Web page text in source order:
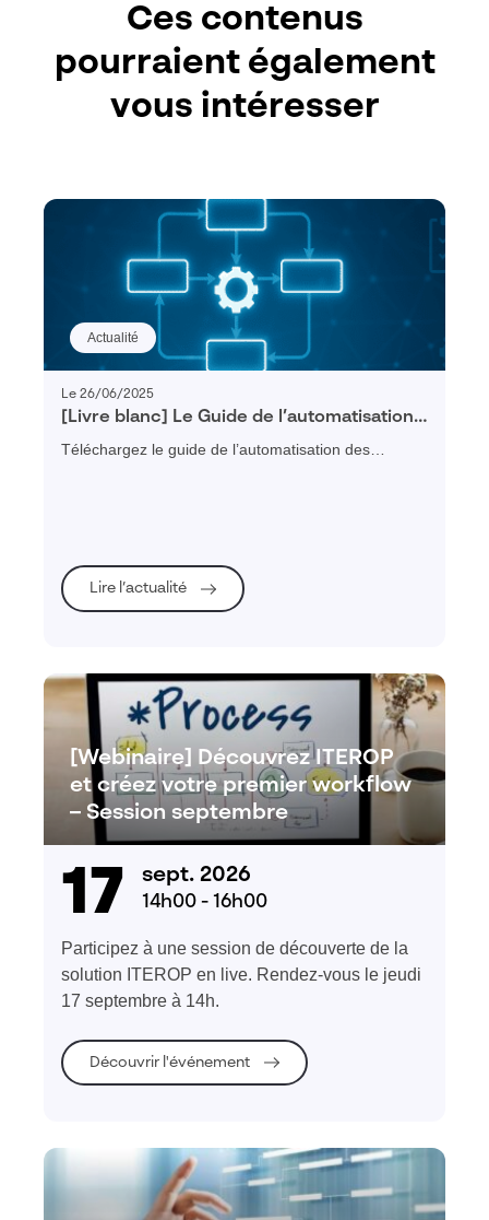
Ces contenus
pourraient également
vous intéresser
Actualité
Le 26/06/2025
[Livre blanc] Le Guide de l’automatisation
des processus (BPM)
Téléchargez le guide de l’automatisation des
Lire l’actualité
[Webinaire] Découvrez ITEROP
et créez votre premier workflow
– Session septembre
17 sept. 2026
14h00 - 16h00
Participez à une session de découverte de la
solution ITEROP en live. Rendez-vous le jeudi
17 septembre à 14h.
Découvrir l'événement